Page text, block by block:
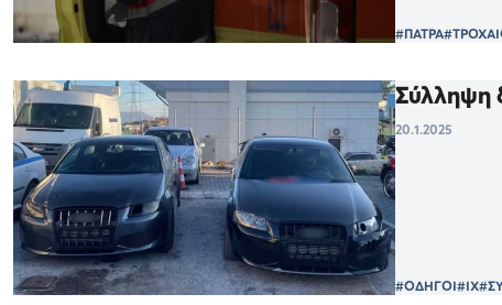
#ΠΑΤΡΑ
Σύλληψη
20.1.2025
#ΟΔΗΓΟΙ#ΙΧ